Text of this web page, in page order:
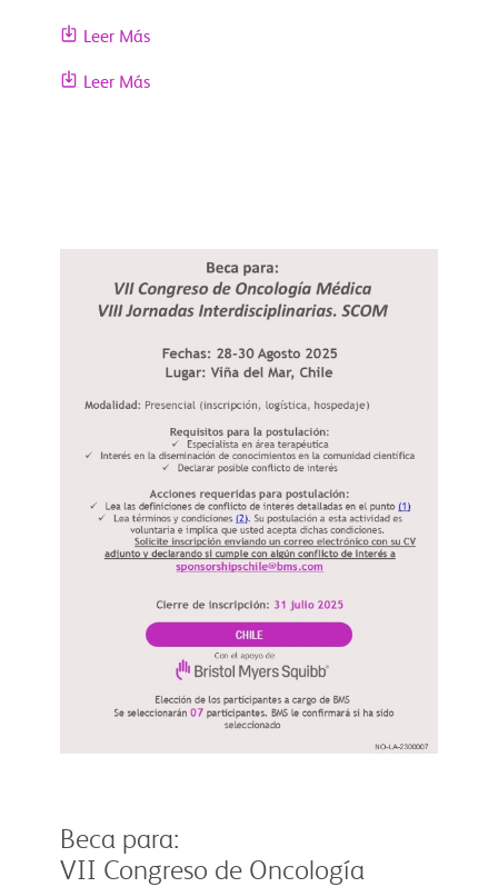
Leer Más
Leer Más
Beca para:
VII Congreso de Oncología